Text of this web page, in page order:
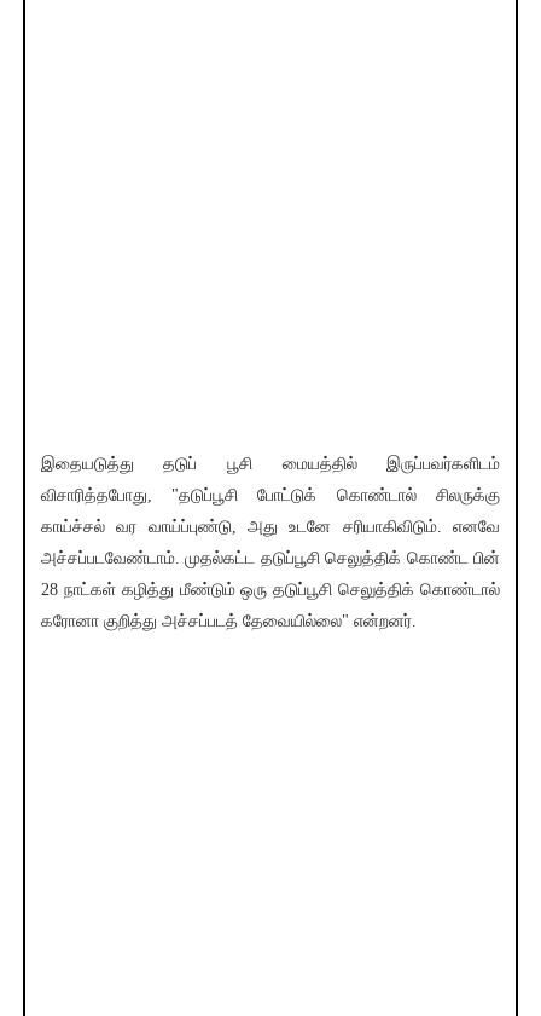
இதையடுத்து தடுப் பூசி மையத்தில் இருப்பவர்களிடம்
விசாரித்தபோது, "தடுப்பூசி போட்டுக் கொண்டால் சிலருக்கு
காய்ச்சல் வர வாய்ப்புண்டு, அது உடனே சரியாகிவிடும். எனவே
அச்சப்படவேண்டாம். முதல்கட்ட தடுப்பூசி செலுத்திக் கொண்ட பின்
28 நாட்கள் கழித்து மீண்டும் ஒரு தடுப்பூசி செலுத்திக் கொண்டால்
கரோனா குறித்து அச்சப்படத் தேவையில்லை" என்றனர்.